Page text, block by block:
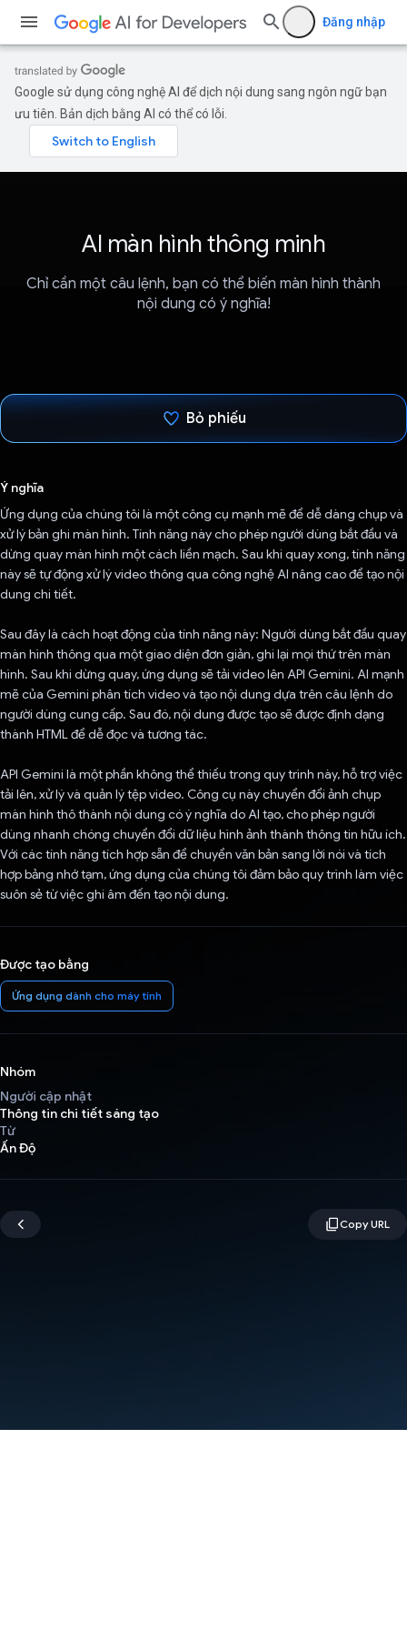
Đăng nhập
Google sử dụng công nghệ AI để dịch nội dung sang ngôn ngữ bạn
ưu tiên. Bản dịch bằng AI có thể có lỗi.
AI màn hình thông minh
Chỉ cần một câu lệnh, bạn có thể biến màn hình thành
nội dung có ý nghĩa!
Bỏ phiếu
Ý nghĩa
Ứng dụng của chúng tôi là một công cụ mạnh mẽ để dễ dàng chụp và
xử lý bản ghi màn hình. Tính năng này cho phép người dùng bắt đầu và
dừng quay màn hình một cách liền mạch. Sau khi quay xong, tính năng
này sẽ tự động xử lý video thông qua công nghệ AI nâng cao để tạo nội
dung chi tiết.
Sau đây là cách hoạt động của tính năng này: Người dùng bắt đầu quay
màn hình thông qua một giao diện đơn giản, ghi lại mọi thứ trên màn
hình. Sau khi dừng quay, ứng dụng sẽ tải video lên API Gemini. AI mạnh
mẽ của Gemini phân tích video và tạo nội dung dựa trên câu lệnh do
người dùng cung cấp. Sau đó, nội dung được tạo sẽ được định dạng
thành HTML để dễ đọc và tương tác.
API Gemini là một phần không thể thiếu trong quy trình này, hỗ trợ việc
tải lên, xử lý và quản lý tệp video. Công cụ này chuyển đổi ảnh chụp
màn hình thô thành nội dung có ý nghĩa do AI tạo, cho phép người
dùng nhanh chóng chuyển đổi dữ liệu hình ảnh thành thông tin hữu ích.
Với các tính năng tích hợp sẵn để chuyển văn bản sang lời nói và tích
hợp bảng nhớ tạm, ứng dụng của chúng tôi đảm bảo quy trình làm việc
suôn sẻ từ việc ghi âm đến tạo nội dung.
Được tạo bằng
Ứng dụng dành cho máy tính
Nhóm
Người cập nhật
Thông tin chi tiết sáng tạo
Từ
Ấn Độ